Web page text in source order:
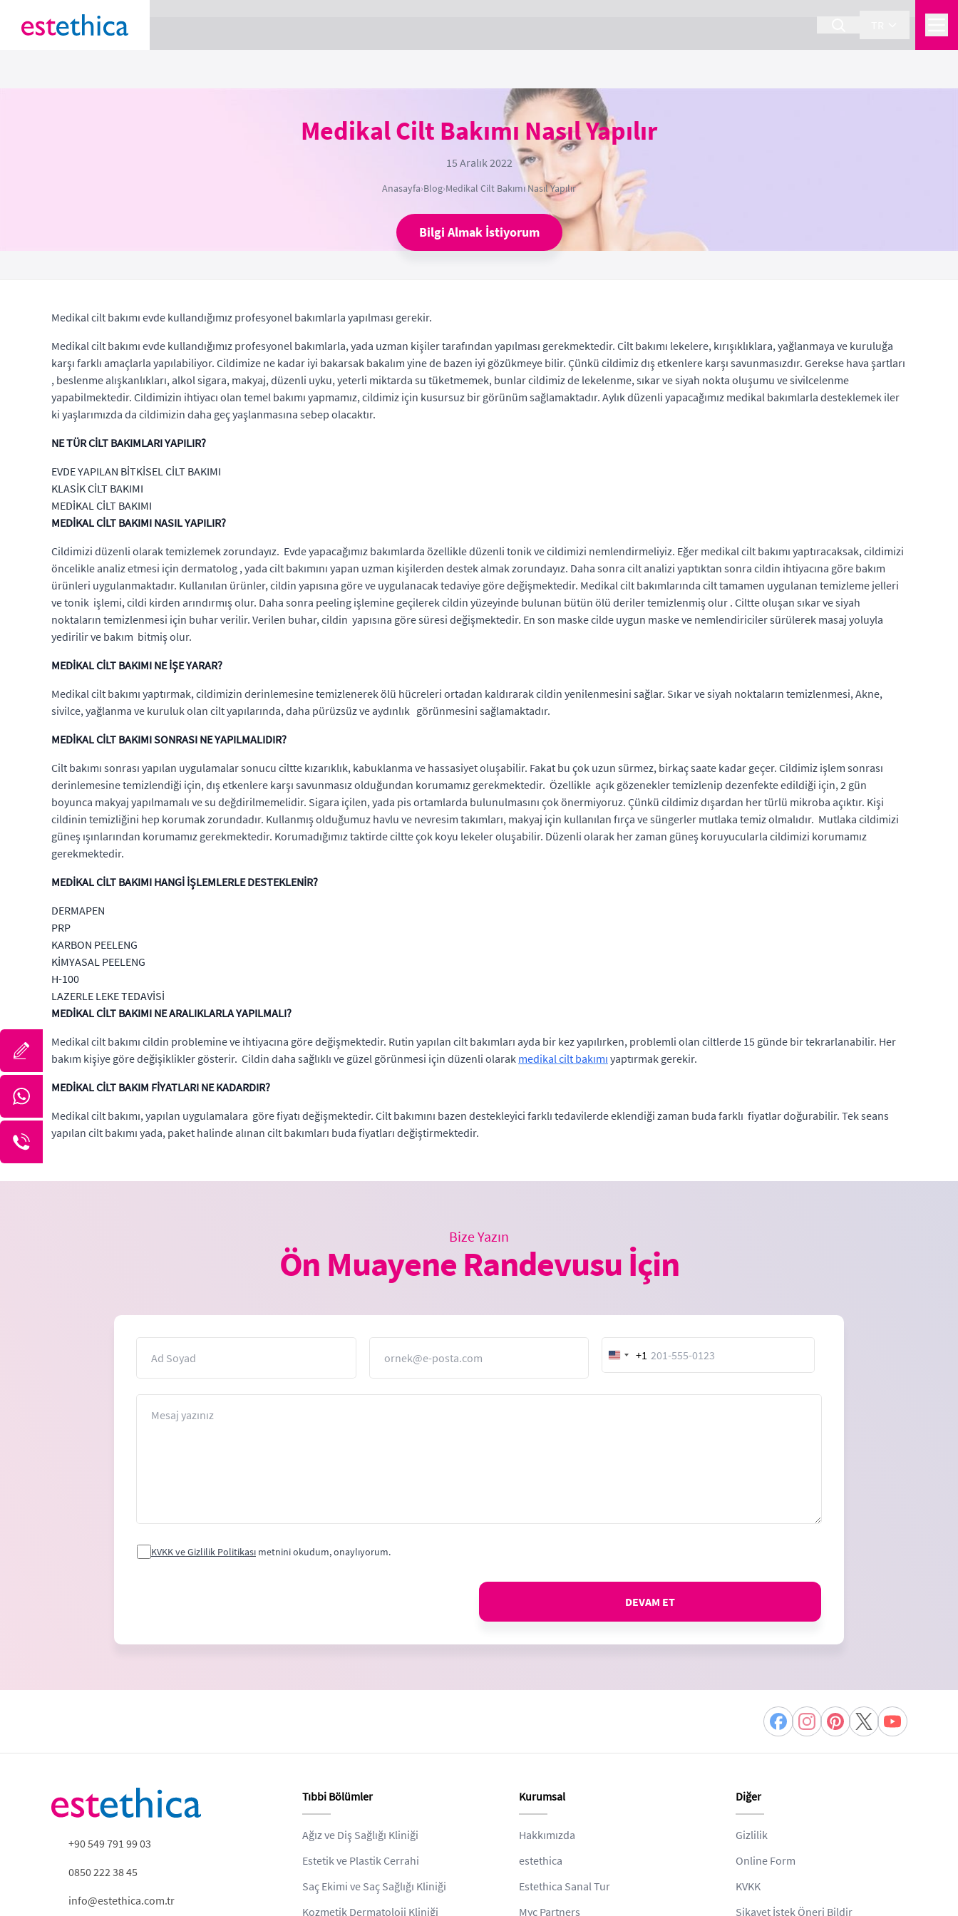
Medikal Cilt Bakımı Nasıl Yapılır
15 Aralık 2022
Anasayfa›Blog›Medikal Cilt Bakımı Nasıl Yapılır
Bilgi Almak İstiyorum
Medikal cilt bakımı evde kullandığımız profesyonel bakımlarla yapılması gerekir.
Medikal cilt bakımı evde kullandığımız profesyonel bakımlarla, yada uzman kişiler tarafından yapılması gerekmektedir. Cilt bakımı lekelere, kırışıklıklara, yağlanmaya ve kuruluğa
karşı farklı amaçlarla yapılabiliyor. Cildimize ne kadar iyi bakarsak bakalım yine de bazen iyi gözükmeye bilir. Çünkü cildimiz dış etkenlere karşı savunmasızdır. Gerekse hava şartları
, beslenme alışkanlıkları, alkol sigara, makyaj, düzenli uyku, yeterli miktarda su tüketmemek, bunlar cildimiz de lekelenme, sıkar ve siyah nokta oluşumu ve sivilcelenme
yapabilmektedir. Cildimizin ihtiyacı olan temel bakımı yapmamız, cildimiz için kusursuz bir görünüm sağlamaktadır. Aylık düzenli yapacağımız medikal bakımlarla desteklemek iler
ki yaşlarımızda da cildimizin daha geç yaşlanmasına sebep olacaktır.
NE TÜR CİLT BAKIMLARI YAPILIR?
EVDE YAPILAN BİTKİSEL CİLT BAKIMI
KLASİK CİLT BAKIMI
MEDİKAL CİLT BAKIMI
MEDİKAL CİLT BAKIMI NASIL YAPILIR?
Cildimizi düzenli olarak temizlemek zorundayız. Evde yapacağımız bakımlarda özellikle düzenli tonik ve cildimizi nemlendirmeliyiz. Eğer medikal cilt bakımı yaptıracaksak, cildimizi
öncelikle analiz etmesi için dermatolog , yada cilt bakımını yapan uzman kişilerden destek almak zorundayız. Daha sonra cilt analizi yaptıktan sonra cildin ihtiyacına göre bakım
ürünleri uygulanmaktadır. Kullanılan ürünler, cildin yapısına göre ve uygulanacak tedaviye göre değişmektedir. Medikal cilt bakımlarında cilt tamamen uygulanan temizleme jelleri
ve tonik işlemi, cildi kirden arındırmış olur. Daha sonra peeling işlemine geçilerek cildin yüzeyinde bulunan bütün ölü deriler temizlenmiş olur . Ciltte oluşan sıkar ve siyah
noktaların temizlenmesi için buhar verilir. Verilen buhar, cildin yapısına göre süresi değişmektedir. En son maske cilde uygun maske ve nemlendiriciler sürülerek masaj yoluyla
yedirilir ve bakım bitmiş olur.
MEDİKAL CİLT BAKIMI NE İŞE YARAR?
Medikal cilt bakımı yaptırmak, cildimizin derinlemesine temizlenerek ölü hücreleri ortadan kaldırarak cildin yenilenmesini sağlar. Sıkar ve siyah noktaların temizlenmesi, Akne,
sivilce, yağlanma ve kuruluk olan cilt yapılarında, daha pürüzsüz ve aydınlık görünmesini sağlamaktadır.
MEDİKAL CİLT BAKIMI SONRASI NE YAPILMALIDIR?
Cilt bakımı sonrası yapılan uygulamalar sonucu ciltte kızarıklık, kabuklanma ve hassasiyet oluşabilir. Fakat bu çok uzun sürmez, birkaç saate kadar geçer. Cildimiz işlem sonrası
derinlemesine temizlendiği için, dış etkenlere karşı savunmasız olduğundan korumamız gerekmektedir. Özellikle açık gözenekler temizlenip dezenfekte edildiği için, 2 gün
boyunca makyaj yapılmamalı ve su değdirilmemelidir. Sigara içilen, yada pis ortamlarda bulunulmasını çok önermiyoruz. Çünkü cildimiz dışardan her türlü mikroba açıktır. Kişi
cildinin temizliğini hep korumak zorundadır. Kullanmış olduğumuz havlu ve nevresim takımları, makyaj için kullanılan fırça ve süngerler mutlaka temiz olmalıdır. Mutlaka cildimizi
güneş ışınlarından korumamız gerekmektedir. Korumadığımız taktirde ciltte çok koyu lekeler oluşabilir. Düzenli olarak her zaman güneş koruyucularla cildimizi korumamız
gerekmektedir.
MEDİKAL CİLT BAKIMI HANGİ İŞLEMLERLE DESTEKLENİR?
DERMAPEN
PRP
KARBON PEELENG
KİMYASAL PEELENG
H-100
LAZERLE LEKE TEDAVİSİ
MEDİKAL CİLT BAKIMI NE ARALIKLARLA YAPILMALI?
Medikal cilt bakımı cildin problemine ve ihtiyacına göre değişmektedir. Rutin yapılan cilt bakımları ayda bir kez yapılırken, problemli olan ciltlerde 15 günde bir tekrarlanabilir. Her
bakım kişiye göre değişiklikler gösterir. Cildin daha sağlıklı ve güzel görünmesi için düzenli olarak medikal cilt bakımı yaptırmak gerekir.
MEDİKAL CİLT BAKIM FİYATLARI NE KADARDIR?
Medikal cilt bakımı, yapılan uygulamalara göre fiyatı değişmektedir. Cilt bakımını bazen destekleyici farklı tedavilerde eklendiği zaman buda farklı fiyatlar doğurabilir. Tek seans
yapılan cilt bakımı yada, paket halinde alınan cilt bakımları buda fiyatları değiştirmektedir.
Bize Yazın
Ön Muayene Randevusu İçin
United
States
+1
+1
KVKK ve Gizlilik Politikası metnini okudum, onaylıyorum.
DEVAM ET
+90 549 791 99 03
0850 222 38 45
info@estethica.com.tr
Tıbbi Bölümler
Ağız ve Diş Sağlığı Kliniği
Estetik ve Plastik Cerrahi
Saç Ekimi ve Saç Sağlığı Kliniği
Kozmetik Dermatoloji Kliniği
Kurumsal
Hakkımızda
estethica
Estethica Sanal Tur
Myc Partners
Diğer
Gizlilik
Online Form
KVKK
Şikayet İstek Öneri Bildir